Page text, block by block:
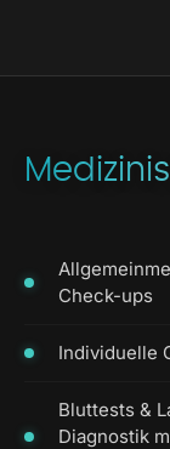
Check-ups
Individuelle
Bluttests &
Diagnostik